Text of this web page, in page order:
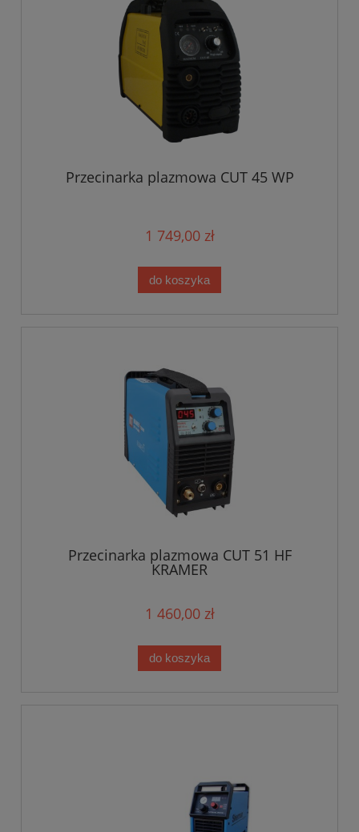
Przecinarka plazmowa CUT 45 WP
1 749,00 zł
do koszyka
Przecinarka plazmowa CUT 51 HF
KRAMER
1 460,00 zł
do koszyka